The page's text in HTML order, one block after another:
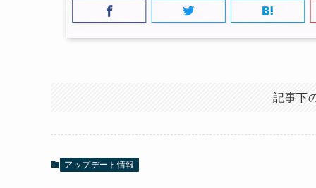
記事下
アップデート情報